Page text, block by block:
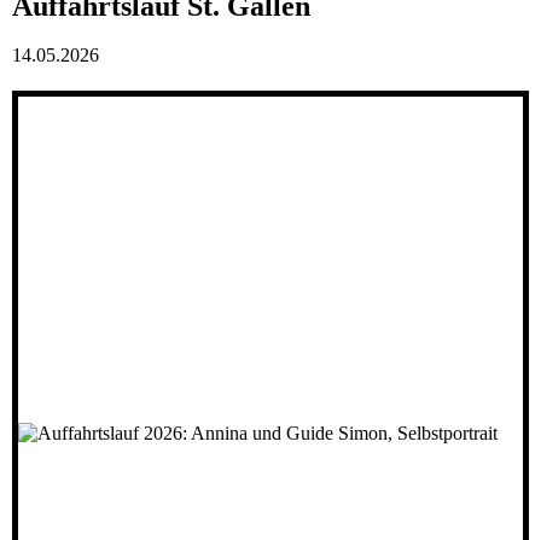
Auffahrtslauf St. Gallen
14.05.2026